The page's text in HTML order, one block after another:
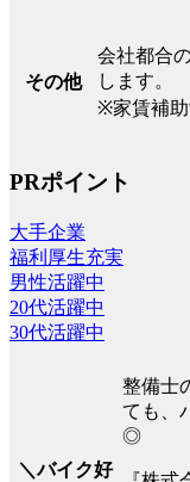
その他
会社都合
します。
※家賃補助
PRポイント
大手企業
福利厚生充実
男性活躍中
20代活躍中
30代活躍中
＼バイク好
整備士
ても、
◎